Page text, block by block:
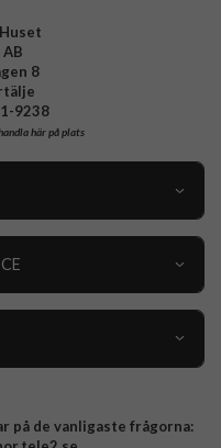
8
9238
här på plats
på de vanligaste frågorna: